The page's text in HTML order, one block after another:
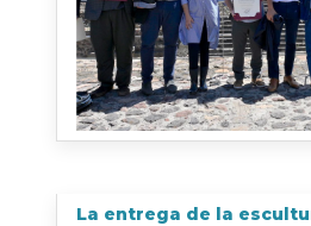
La entrega de la